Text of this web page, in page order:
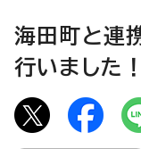
海田町と連
行いました